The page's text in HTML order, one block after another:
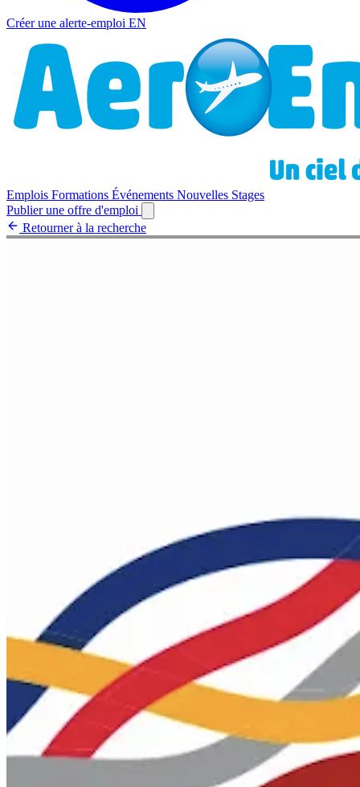
Créer une alerte-emploi EN
Emplois Formations Événements Nouvelles Stages
Publier une offre d'emploi
Retourner à la recherche